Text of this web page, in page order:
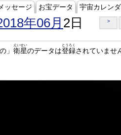
ッセージ お宝データ 宇宙カレン
年06月 2日 >
」 衛星
えいせい
のデータは登録
とうろく
されていませ